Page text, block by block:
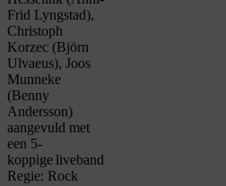
Frid Lyngstad),
Christoph
Korzec (Björn
Ulvaeus), Joos
Munneke
(Benny
Andersson)
aangevuld met
een 5-
koppige liveband
Regie: Rock